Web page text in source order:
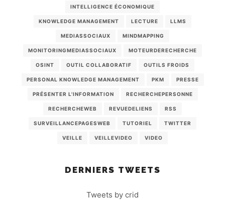
INTELLIGENCE ÉCONOMIQUE
KNOWLEDGE MANAGEMENT LECTURE LLMS
MEDIASSOCIAUX MINDMAPPING
MONITORINGMEDIASSOCIAUX MOTEURDERECHERCHE
OSINT OUTIL COLLABORATIF OUTILS FROIDS
PERSONAL KNOWLEDGE MANAGEMENT PKM PRESSE
PRÉSENTER L'INFORMATION RECHERCHEPERSONNE
RECHERCHEWEB REVUEDELIENS RSS
SURVEILLANCEPAGESWEB TUTORIEL TWITTER
VEILLE VEILLEVIDEO VIDEO
DERNIERS TWEETS
Tweets by crid